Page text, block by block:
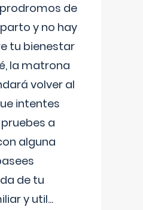
de
y no hay
tu bienestar
la matrona
volver al
intentes
a
alguna
de tu
y util...